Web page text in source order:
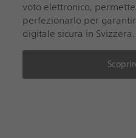
voto elettronico,
perfezionarlo per
digitale sicura in Svizzera.